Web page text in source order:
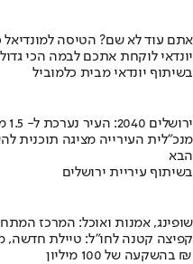
אתם עוד לא שם? הטיסה למונדיאל
יונדאי לוקחת אתכם לבמה הכי
בשיתוף יונדאי מבית כלמוביל
ירושלים 2040: העיר נערכת ל- 1.5 מליון תושבים
מנכ"לית העירייה מציגה תוכנית
הבא
בשיתוף עיריית ירושלים
שופינג, אמנות ואוכל: המרכז
קפיצה קטנה לחו"ל: טיילת חדשה,
בהשקעה של 100 מיליון ₪